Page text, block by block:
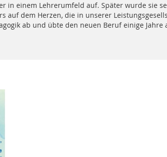
in einem Lehrerumfeld auf. Später wurde sie
auf dem Herzen, die in unserer
ab und übte den neuen Beruf einige Jahre